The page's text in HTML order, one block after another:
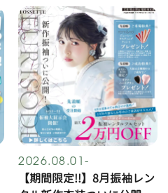
2026.08.01-
【期間限定!!】8月振袖レン